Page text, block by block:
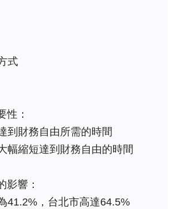
式
性：
到財務自由所需的時間
幅縮短達到財務自由的時間
影響：
41.2%，台北市高達64.5%